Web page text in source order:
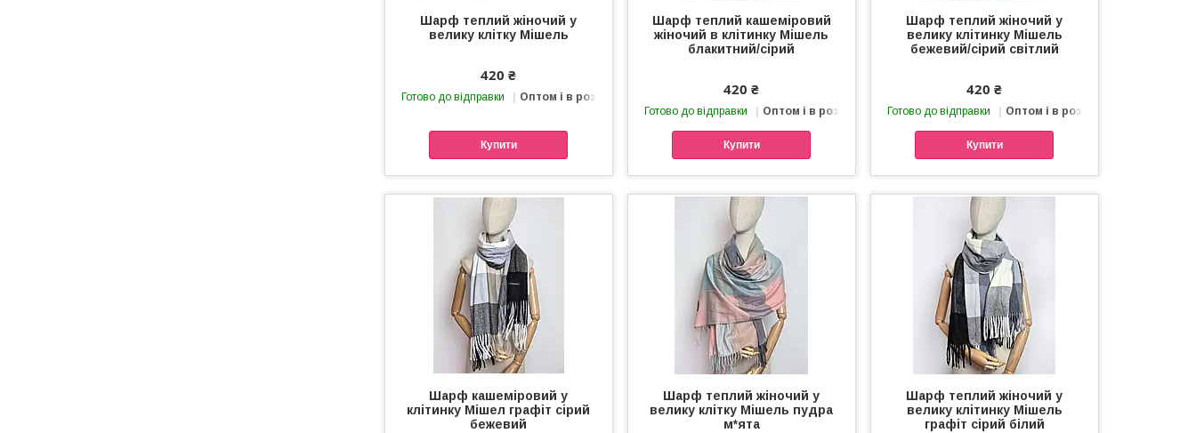
Шарф теплий жіночий у
велику клітку Мішель
420 ₴
Готово до відправки Оптом і в роздріб
Купити
Шарф теплий кашеміровий
жіночий в клітинку Мішель
блакитний/сірий
420 ₴
Готово до відправки Оптом і в роздріб
Купити
Шарф теплий жіночий у
велику клітинку Мішель
бежевий/сірий світлий
420 ₴
Готово до відправки Оптом і в роздріб
Купити
Шарф кашеміровий у
клітинку Мішел графіт сірий
бежевий
Шарф теплий жіночий у
велику клітку Мішель пудра
м*ята
Шарф теплий жіночий у
велику клітинку Мішель
графіт сірий білий